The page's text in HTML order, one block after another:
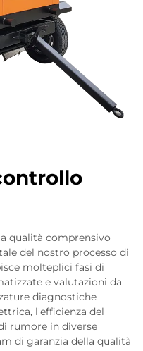
qualità comprensivo
del nostro processo di
molteplici fasi di
e valutazioni da
diagnostiche
l'efficienza del
rumore in diverse
di garanzia della qualità